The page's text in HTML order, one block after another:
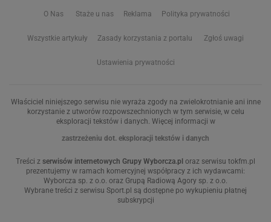
O Nas Staże u nas Reklama Polityka prywatności
Wszystkie artykuły Zasady korzystania z portalu Zgłoś uwagi
Ustawienia prywatności
Właściciel niniejszego serwisu nie wyraża zgody na zwielokrotnianie ani inne
korzystanie z utworów rozpowszechnionych w tym serwisie, w celu
eksploracji tekstów i danych. Więcej informacji w
zastrzeżeniu dot. eksploracji tekstów i danych
Treści z serwisów internetowych Grupy Wyborcza.pl oraz serwisu tokfm.pl
prezentujemy w ramach komercyjnej współpracy z ich wydawcami:
Wyborcza sp. z o.o. oraz Grupą Radiową Agory sp. z o.o.
Wybrane treści z serwisu Sport.pl są dostępne po wykupieniu płatnej
subskrypcji